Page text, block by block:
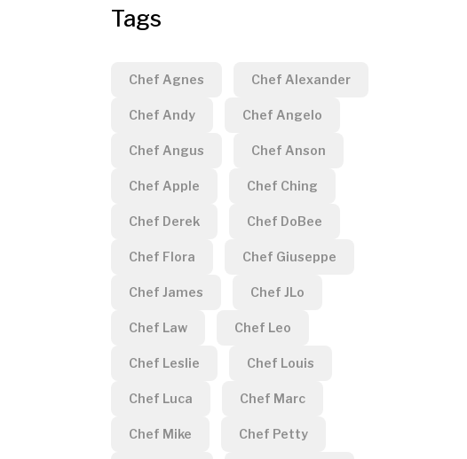
Tags
Chef Agnes Chef Alexander
Chef Andy Chef Angelo
Chef Angus Chef Anson
Chef Apple Chef Ching
Chef Derek Chef DoBee
Chef Flora Chef Giuseppe
Chef James Chef JLo
Chef Law Chef Leo
Chef Leslie Chef Louis
Chef Luca Chef Marc
Chef Mike Chef Petty